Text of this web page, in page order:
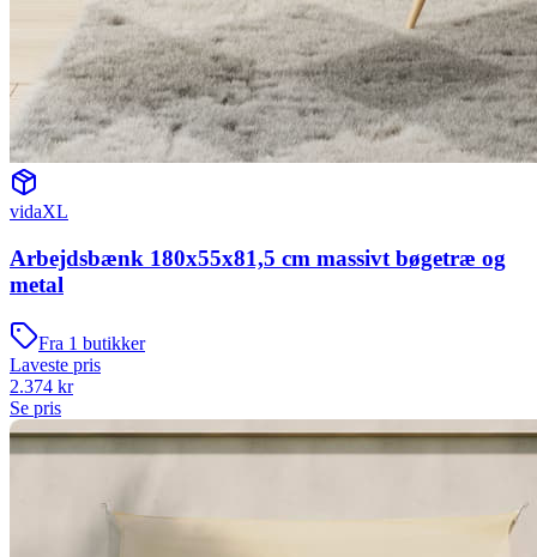
vidaXL
Arbejdsbænk 180x55x81,5 cm massivt bøgetræ og
metal
Fra 1 butikker
Laveste pris
2.374 kr
Se pris